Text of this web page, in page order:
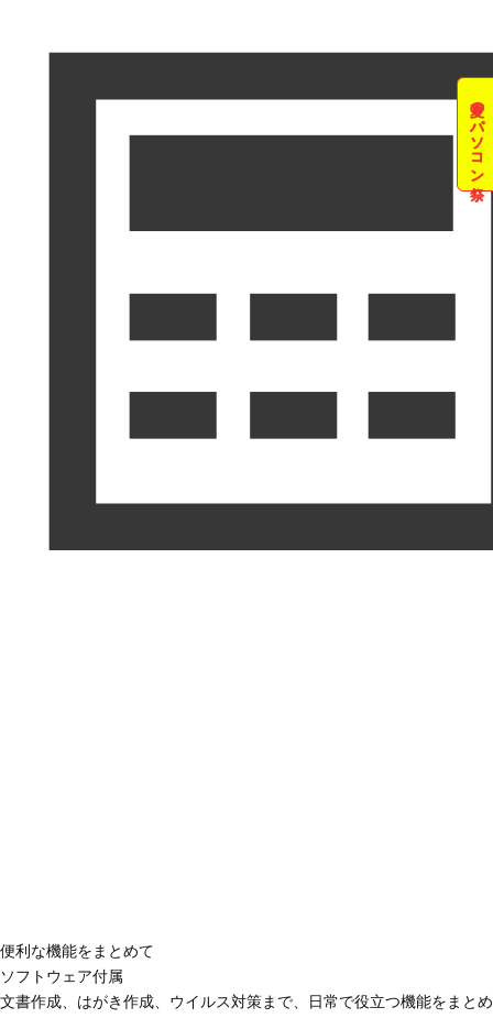
夏のパソコン祭
便利な機能をまとめて
ソフトウェア付属
文書作成、はがき作成、ウイルス対策まで、日常で役立つ機能をまと